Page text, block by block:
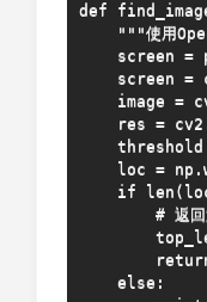
def
"""使用
screen =
screen =
image =
res =
threshold
loc =
if
# 返回第一
top_left
return
else: